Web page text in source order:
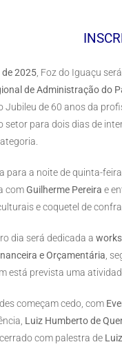
de 2025 , Foz do Iguaçu
de Administração do
Jubileu de 60 anos da
setor para dois dias de
para a noite de quinta-
comGuilherme Pereira e
e coquetel de
dia será dedicada a
e Orçamentária ,
está prevista uma
começam cedo, com
Luiz Humberto de
com palestra de